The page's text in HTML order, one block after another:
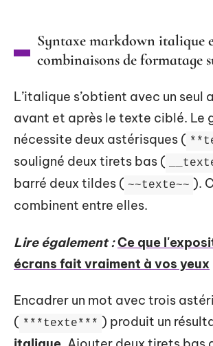
Syntaxe markdown italique
combinaisons de formatage
L’italique s’obtient avec un seul
avant et après le texte ciblé. Le
nécessite deux astérisques (
souligné deux tirets bas (
barré deux tildes ( ~~texte~~ ).
combinent entre elles.
Lire également :Ce que
écrans fait vraiment à vos yeux
Encadrer un mot avec trois
( ***texte*** ) produit un